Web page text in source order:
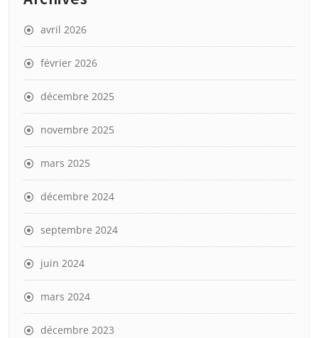
avril 2026
février 2026
décembre 2025
novembre 2025
mars 2025
décembre 2024
septembre 2024
juin 2024
mars 2024
décembre 2023